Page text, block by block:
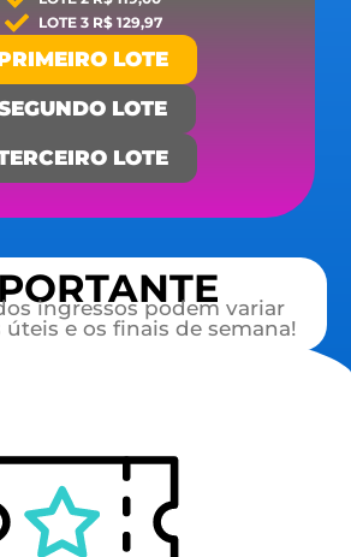
LOTE 3 R$ 129,97
LOTE
LOTE
LOTE
ingressos podem variar
e os finais de semana!